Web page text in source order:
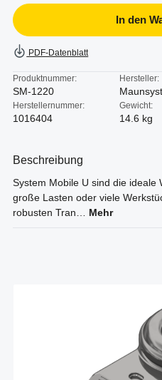
In den
PDF-Datenblatt
Produktnummer:
SM-1220
Hersteller:
Herstellernummer:
1016404
Gewicht:
14.6 kg
Beschreibung
System Mobile U sind die ideale
große Lasten oder viele
robusten Tran… Mehr